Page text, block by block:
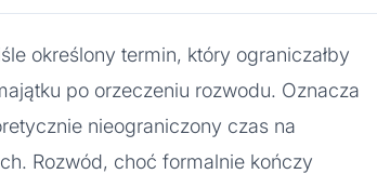
określony termin, który ograniczałby
po orzeczeniu rozwodu. Oznacza
nieograniczony czas na
Rozwód, choć formalnie kończy